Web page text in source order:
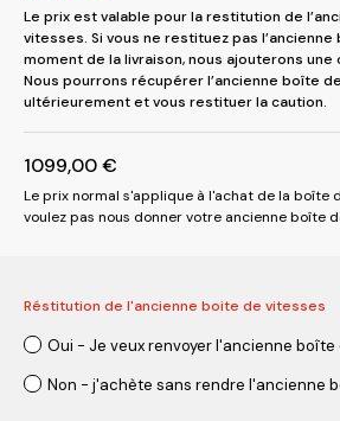
Le prix est valable pour la restitution de
vitesses. Si vous ne restituez pas
moment de la livraison, nous ajouterons une
Nous pourrons récupérer l’ancienne boîte
ultérieurement et vous restituer la caution.
1099,00€
Le prix normal s'applique à l'achat de la boîte
voulez pas nous donner votre ancienne boîte
Réstitution de l'ancienne boite de vitesses
Oui - Je veux renvoyer l'ancienne boîte
Non - j'achète sans rendre l'ancienne